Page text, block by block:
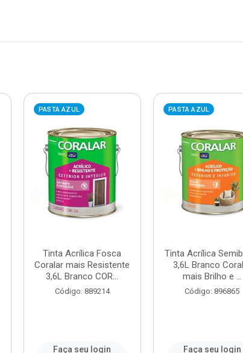
PASTA AZUL
Tinta Acrílica Fosca
Coralar mais Resistente
3,6L Branco COR...
Código: 889214
Faça seu login
PASTA AZUL
Tinta Acrílica
3,6L Branco
mais Brilho e ...
Código: 896865
Faça seu login